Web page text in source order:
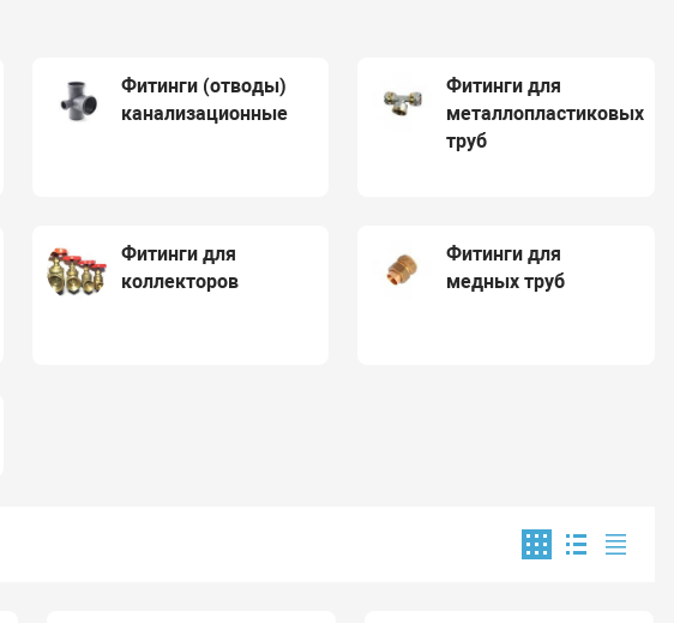
Фитинги (отводы)
канализационные
Фитинги для
металлопластиковых
труб
Фитинги для
коллекторов
Фитинги для
медных труб